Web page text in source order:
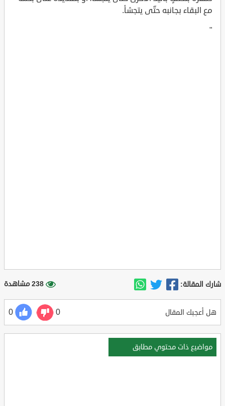
مع البقاء بجانبه حتّى يتجشأ.
"
شارك المقالة: 238 مشاهدة
هل أعجبك المقال 0
0
مواضيع ذات محتوي مطابق